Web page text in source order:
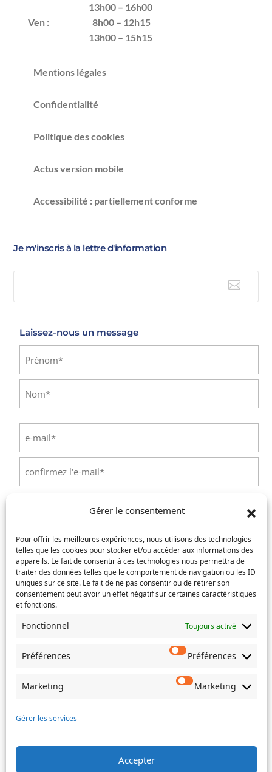
Gérer le consentement
Pour offrir les meilleures expériences, nous utilisons des technologies
telles que les cookies pour stocker et/ou accéder aux informations des
appareils. Le fait de consentir à ces technologies nous permettra de
traiter des données telles que le comportement de navigation ou les ID
uniques sur ce site. Le fait de ne pas consentir ou de retirer son
consentement peut avoir un effet négatif sur certaines caractéristiques
et fonctions.
Fonctionnel Toujours activé
Préférences Préférences
Marketing Marketing
Gérer les services
Accepter
13h00 – 16h00
Ven :
8h00 – 12h15
13h00 – 15h15
Mentions légales
Confidentialité
Politique des cookies
Actus version mobile
Accessibilité : partiellement conforme
Je m'inscris à la lettre d'information

Laissez-nous un message
Prénom
mail(Nécessaire)
Saisissez
un
e-
(Nécessaire)
Service concerné (Nécessaire)
Si votre demande concerne des actes de naissance et/ou
de mariage, choisissez l'Etat-Civil comme service
concerné.
Objet
Message(Nécessaire)